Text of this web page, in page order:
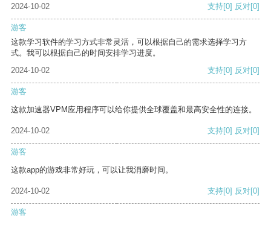
2024-10-02 支持[0] 反对[0]
游客
这款学习软件的学习方式非常灵活，可以根据自己的需求选择学习方
式。我可以根据自己的时间安排学习进度。
2024-10-02
支持[0] 反对[0]
游客
这款加速器VPM应用程序可以给你提供全球覆盖和最高安全性的连接。
2024-10-02 支持[0] 反对[0]
游客
这款app的游戏非常好玩，可以让我消磨时间。
2024-10-02 支持[0] 反对[0]
游客